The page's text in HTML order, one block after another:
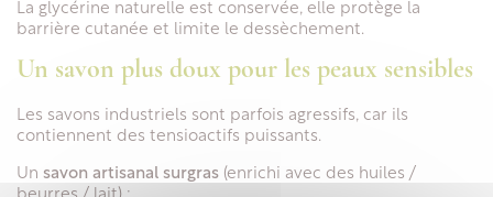
La glycérine naturelle est conservée, elle protège la
barrière cutanée et limite le dessèchement.
Un savon plus doux pour les peaux sensibles
Les savons industriels sont parfois agressifs, car ils
contiennent des tensioactifs puissants.
Un savon artisanal surgras (enrichi avec des huiles /